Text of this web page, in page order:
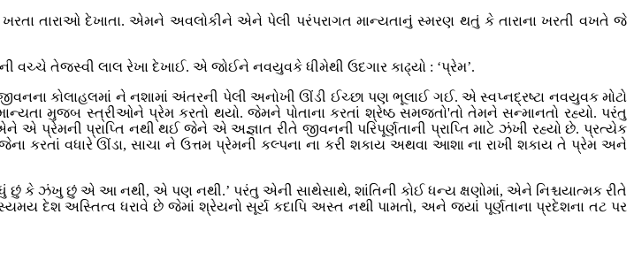
તારાઓ દેખાતા. એમને અવલોકીને એને પેલી પરંપરાગત માન્યતાનું સ્મરણ થતું કે તારાના ખરતી વખતે જે
વચ્ચે તેજસ્વી લાલ રેખા દેખાઈ. એ જોઈને નવયુવકે ધીમેથી ઉદગાર કાઢ્યો : ‘પ્રેમ’.
કોલાહલમાં ને નશામાં અંતરની પેલી અનોખી ઊંડી ઈચ્છા પણ ભૂલાઈ ગઈ. એ સ્વપ્નદ્રષ્ટા નવયુવક મોટો
મુજબ સ્ત્રીઓને પ્રેમ કરતો થયો. જેમને પોતાના કરતાં શ્રેષ્ઠ સમજતો'તો તેમને સન્માનતો રહ્યો. પરંતુ
પ્રાપ્તિ નથી થઈ જેને એ અજ્ઞાત રીતે જીવનની પરિપૂર્ણતાની પ્રાપ્તિ માટે ઝંખી રહ્યો છે. પ્રત્યેક
કરતાં વધારે ઊંડા, સાચા ને ઉત્તમ પ્રેમની કલ્પના ના કરી શકાય અથવા આશા ના રાખી શકાય તે પ્રેમ અને
ઝંખુ છું એ આ નથી, એ પણ નથી.’ પરંતુ એની સાથેસાથે, શાંતિની કોઈ ધન્ય ક્ષણોમાં, એને નિશ્ચયાત્મક રીતે
દેશ અસ્તિત્વ ધરાવે છે જેમાં શ્રેયનો સૂર્ય કદાપિ અસ્ત નથી પામતો, અને જ્યાં પૂર્ણતાના પ્રદેશના તટ પર